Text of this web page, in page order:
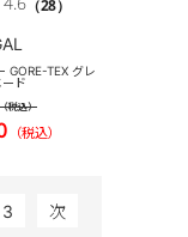
（28）
GORE-TEX グレ
ド
（税込）
（税込）
3 次